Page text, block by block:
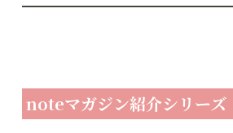
noteマガジン紹介シリーズ